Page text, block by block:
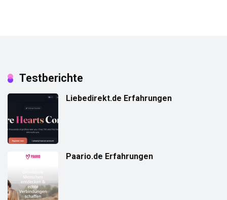
Testberichte
Liebedirekt.de Erfahrungen
Paario.de Erfahrungen